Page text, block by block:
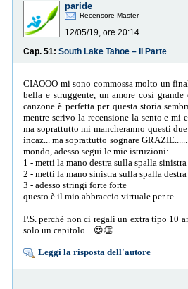
paride
Recensore Master
12/05/19, ore 20:14
Cap. 51: South Lake Tahoe – II Parte
CIAOOO mi sono commossa molto un
bella e struggente, un amore così
canzone è perfetta per questa storia
mentre scrivo la recensione la sento e mi
ma soprattutto mi mancheranno questi
incaz... ma soprattutto sognare
mondo, adesso segui le mie istruzioni:
1 - metti la mano destra sulla spalla sinistra
2 - metti la mano sinistra sulla spalla destra
3 - adesso stringi forte forte
questo è il mio abbraccio virtuale per te
P.S. perchè non ci regali un extra tipo 10
solo un capitolo....😍👏
Leggi la risposta dell'autore